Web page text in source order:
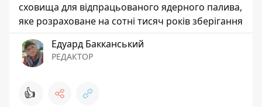
сховища для відпрацьованого ядерного палива,
яке розраховане на сотні тисяч років зберігання
Едуард Бакканський
РЕДАКТОР
👍